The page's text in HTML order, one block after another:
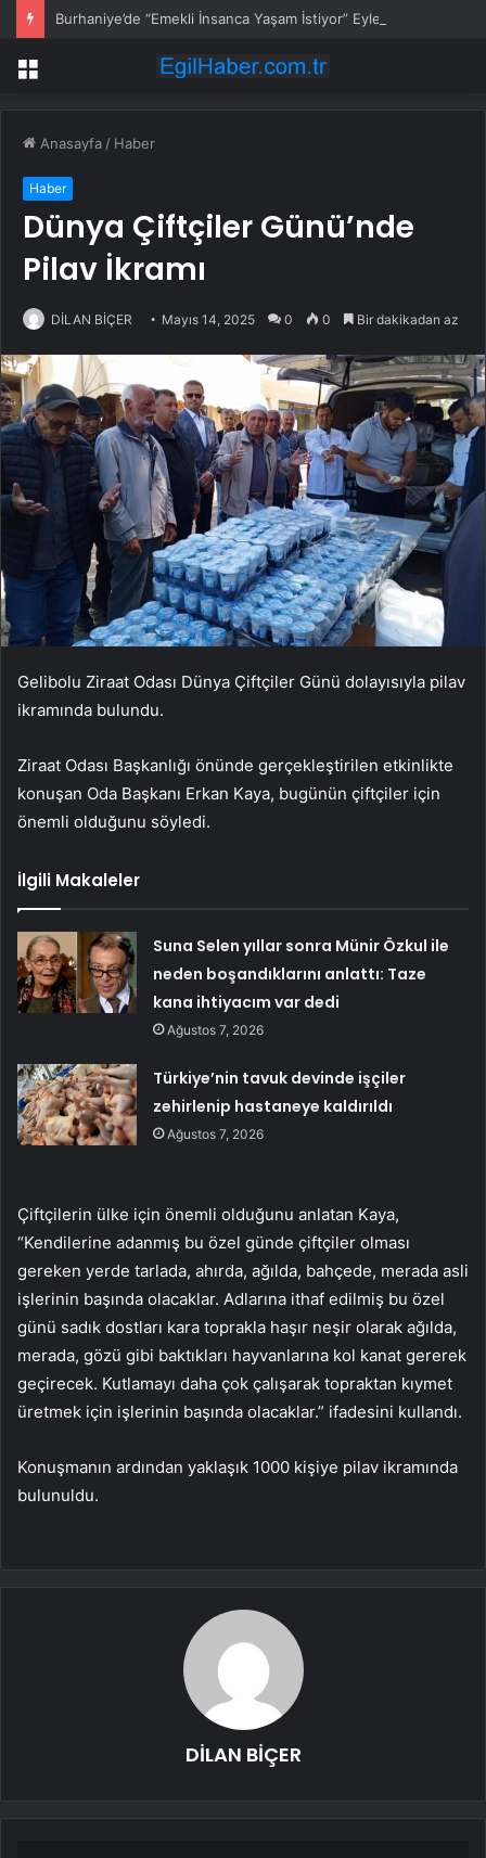
Burhaniye’de “Emekli İnsanca Yaşam İstiyor” Eylemi
Menü
Anasayfa / Haber
Haber
Dünya Çiftçiler Günü’nde
Pilav İkramı
DİLAN BİÇER Mayıs 14, 2025 0 0 Bir dakikadan az
Gelibolu Ziraat Odası Dünya Çiftçiler Günü dolayısıyla pilav
ikramında bulundu.
Ziraat Odası Başkanlığı önünde gerçekleştirilen etkinlikte
konuşan Oda Başkanı Erkan Kaya, bugünün çiftçiler için
önemli olduğunu söyledi.
İlgili Makaleler
Suna Selen yıllar sonra Münir Özkul ile
neden boşandıklarını anlattı: Taze
kana ihtiyacım var dedi
Ağustos 7, 2026
Türkiye’nin tavuk devinde işçiler
zehirlenip hastaneye kaldırıldı
Ağustos 7, 2026
Çiftçilerin ülke için önemli olduğunu anlatan Kaya,
“Kendilerine adanmış bu özel günde çiftçiler olması
gereken yerde tarlada, ahırda, ağılda, bahçede, merada asli
işlerinin başında olacaklar. Adlarına ithaf edilmiş bu özel
günü sadık dostları kara toprakla haşır neşir olarak ağılda,
merada, gözü gibi baktıkları hayvanlarına kol kanat gererek
geçirecek. Kutlamayı daha çok çalışarak topraktan kıymet
üretmek için işlerinin başında olacaklar.” ifadesini kullandı.
Konuşmanın ardından yaklaşık 1000 kişiye pilav ikramında
bulunuldu.
DİLAN BİÇER